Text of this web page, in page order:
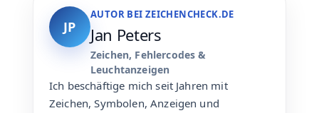
JP
AUTOR BEI ZEICHENCHECK.DE
Jan Peters
Zeichen, Fehlercodes &
Leuchtanzeigen
Ich beschäftige mich seit Jahren mit
Zeichen, Symbolen, Anzeigen und